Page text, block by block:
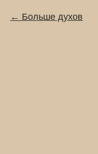
Больше духов